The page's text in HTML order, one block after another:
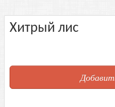
Хитрый лис